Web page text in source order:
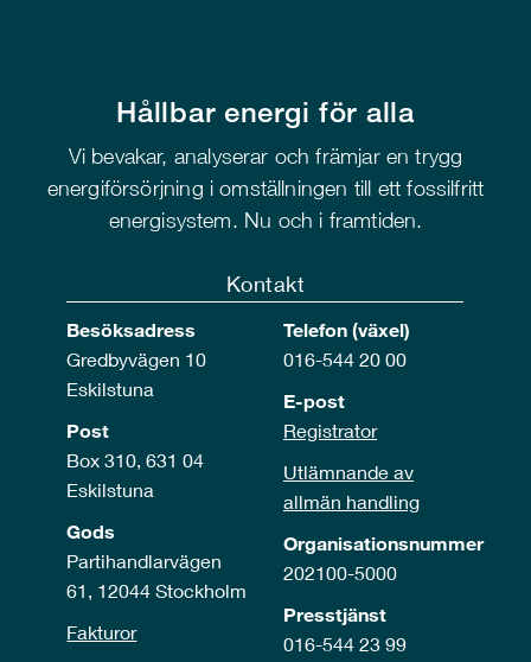
Hållbar energi för alla
Vi bevakar, analyserar och främjar en trygg
energiförsörjning i omställningen till ett fossilfritt
energisystem. Nu och i framtiden.
Kontakt
Besöksadress
Gredbyvägen 10
Eskilstuna
Post
Box 310, 631 04
Eskilstuna
Gods
Partihandlarvägen
61, 12044 Stockholm
Fakturor
Telefon (växel)
016-544 20 00
E-post
Registrator
Utlämnande av
allmän handling
Organisationsnummer
202100-5000
Presstjänst
016-544 23 99